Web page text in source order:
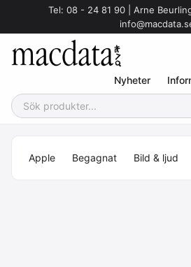
Tel: 08 - 24 81 90 | Arne
Nyheter
Apple Begagnat Bild & ljud